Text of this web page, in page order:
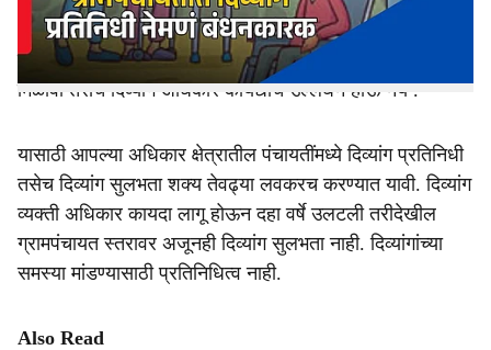
असून पंचायत संचालनालयाने सर्व गटविकास अधिकाऱ्यांना निर्देश
दिले आहेत की, दिव्यांग व्यक्तीला प्रतिष्ठा आणि सन्मानाची वागणूक
मिळावी तसेच दिव्यांग अधिकार कायद्याचे उल्लंघन होऊ नये .
यासाठी आपल्या अधिकार क्षेत्रातील पंचायतींमध्ये दिव्यांग प्रतिनिधी
तसेच दिव्यांग सुलभता शक्य तेवढ्या लवकरच करण्यात यावी. दिव्यांग
व्यक्ती अधिकार कायदा लागू होऊन दहा वर्षे उलटली तरीदेखील
ग्रामपंचायत स्तरावर अजूनही दिव्यांग सुलभता नाही. दिव्यांगांच्या
समस्या मांडण्यासाठी प्रतिनिधित्व नाही.
Also Read